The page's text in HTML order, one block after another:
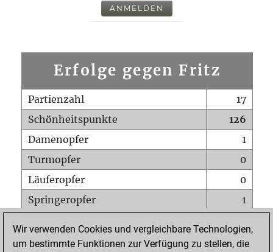
ANMELDEN
Erfolge gegen Fritz
Partienzahl
17
Schönheitspunkte
126
Damenopfer
1
Turmopfer
0
Läuferopfer
0
Springeropfer
1
Matt auf vollem Brett
0
Wir verwenden Cookies und vergleichbare Technologien,
um bestimmte Funktionen zur Verfügung zu stellen, die